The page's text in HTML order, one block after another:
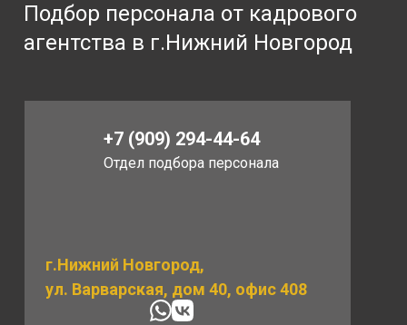
Отдел подбора персонала
+7 (909) 294-44-64
г.Нижний Новгород,
ул. Варварская, дом 40, офис 408
Подбор персонала от кадрового
агентства в г.Нижний Новгород